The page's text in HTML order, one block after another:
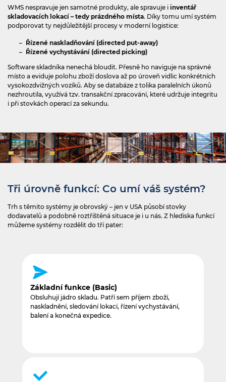
WMS nespravuje jen samotné produkty, ale spravuje i inventář
skladovacích lokací – tedy prázdného místa. Díky tomu umí systém
podporovat ty nejdůležitější procesy v moderní logistice:
Řízené naskladňování (directed put‍-‍away)
Řízené vychystávání (directed picking)
Software skladníka nenechá bloudit. Přesně ho naviguje na správné
místo a eviduje polohu zboží doslova až po úroveň vidlic konkrétních
vysokozdvižných vozíků. Aby se databáze z tolika paralelních úkonů
nezhroutila, využívá tzv. transakční zpracování, které udržuje integritu
i při stovkách operací za sekundu.
Tři úrovně funkcí: Co umí váš systém?
Trh s těmito systémy je obrovský – jen v USA působí stovky
dodavatelů a podobně roztříštěná situace je i u nás. Z hlediska funkcí
můžeme systémy rozdělit do tří pater:
Základní funkce (Basic)
Obsluhují jádro skladu. Patří sem příjem zboží,
naskladnění, sledování lokací, řízení vychystávání,
balení a konečná expedice.